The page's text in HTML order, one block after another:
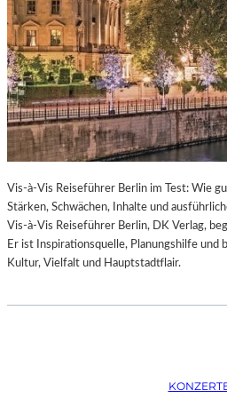
Vis-à-Vis Reiseführer Berlin im Test: Wie
Stärken, Schwächen, Inhalte und
Vis-à-Vis Reiseführer Berlin, DK Verlag,
Er ist Inspirationsquelle, Planungshilfe und
Kultur, Vielfalt und Hauptstadtflair.